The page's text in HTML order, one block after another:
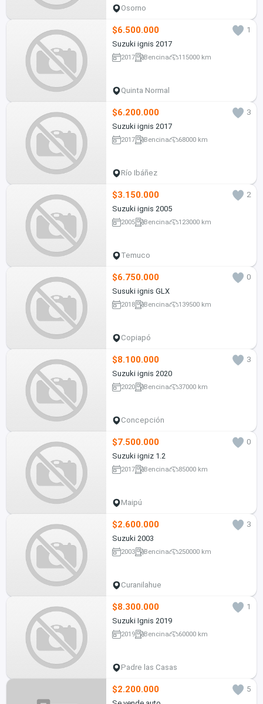
Osorno
$6.500.000
1
Suzuki ignis 2017
2017 Bencina 115000 km
Quinta Normal
$6.200.000
3
Suzuki ignis 2017
2017 Bencina 68000 km
Río Ibáñez
$3.150.000
2
Suzuki ignis 2005
2005 Bencina 123000 km
Temuco
$6.750.000
0
Susuki ignis GLX
2018 Bencina 139500 km
Copiapó
$8.100.000
3
Suzuki ignis 2020
2020 Bencina 37000 km
Concepción
$7.500.000
0
Suzuki igniz 1.2
2017 Bencina 85000 km
Maipú
$2.600.000
3
Suzuki 2003
2003 Bencina 250000 km
Curanilahue
$8.300.000
1
Suzuki Ignis 2019
2019 Bencina 60000 km
Padre las Casas
$2.200.000
5